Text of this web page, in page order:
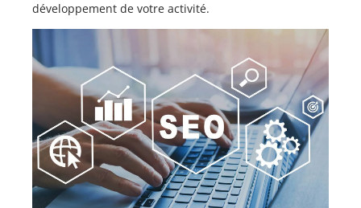
développement de votre activité.